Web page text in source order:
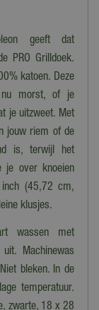
geeft dat
PRO Grilldoek.
katoen. Deze
nu morst, of je
je uitzweet. Met
jouw riem of de
is, terwijl het
je over knoeien
(45,72 cm,
klusjes.
wassen met
Machinewas
bleken. In de
temperatuur.
zwarte, 18 x 28